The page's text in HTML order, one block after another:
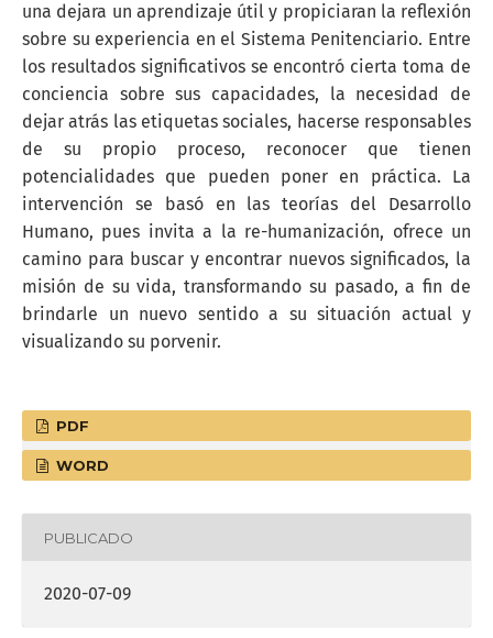
una dejara un aprendizaje útil y propiciaran la reflexión
sobre su experiencia en el Sistema Penitenciario. Entre
los resultados significativos se encontró cierta toma de
conciencia sobre sus capacidades, la necesidad de
dejar atrás las etiquetas sociales, hacerse responsables
de su propio proceso, reconocer que tienen
potencialidades que pueden poner en práctica. La
intervención se basó en las teorías del Desarrollo
Humano, pues invita a la re-humanización, ofrece un
camino para buscar y encontrar nuevos significados, la
misión de su vida, transformando su pasado, a fin de
brindarle un nuevo sentido a su situación actual y
visualizando su porvenir.
PDF
WORD
PUBLICADO
2020-07-09